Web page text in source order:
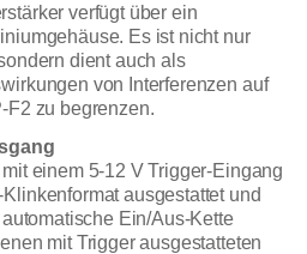
verfügt über ein
Es ist nicht nur
dient auch als
von Interferenzen auf
F2 zu begrenzen.
einem 5-12 V Trigger-Eingang
ausgestattet und
Ein/Aus-Kette
mit Trigger ausgestatteten